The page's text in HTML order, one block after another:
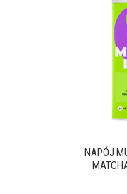
NAPÓJ